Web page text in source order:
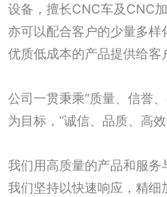
设备，擅长CNC车及CNC
亦可以配合客户的少量多
优质低成本的产品提供给客
公司一贯秉乘“质量、信誉
为目标，“诚信、品质、高
我们用高质量的产品和服务
我们坚持以快速响应，精